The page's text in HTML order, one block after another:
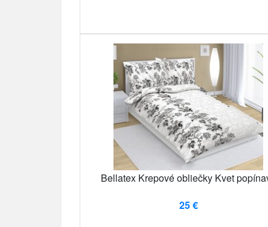
Bellatex Krepové obliečky Kvet
25 €